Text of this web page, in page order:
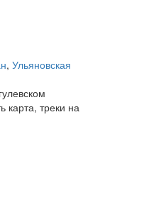
, Ульяновская
карта, треки на